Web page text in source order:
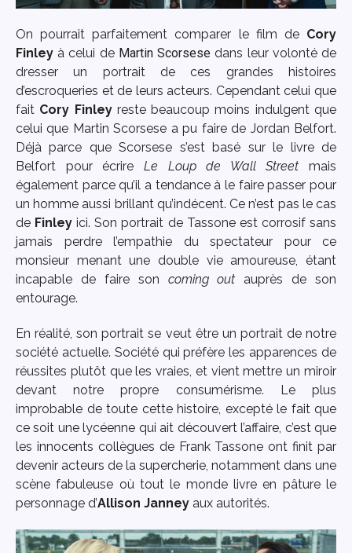
On pourrait parfaitement comparer le film de Cory
Finley à celui de Martin Scorsese dans leur volonté de
dresser un portrait de ces grandes histoires
d’escroqueries et de leurs acteurs. Cependant celui que
fait Cory Finleyreste beaucoup moins indulgent que
celui que Martin Scorsese a pu faire de Jordan Belfort.
Déjà parce que Scorsese s’est basé sur le livre de
Belfort pour écrire Le Loup de Wall Street mais
également parce qu’il a tendance à le faire passer pour
un homme aussi brillant qu’indécent. Ce n’est pas le cas
de Finley ici. Son portrait de Tassone est corrosif sans
jamais perdre l’empathie du spectateur pour ce
monsieur menant une double vie amoureuse, étant
incapable de faire son coming out auprès de son
entourage.
En réalité, son portrait se veut être un portrait de notre
société actuelle. Société qui préfère les apparences de
réussites plutôt que les vraies, et vient mettre un miroir
devant notre propre consumérisme. Le plus
improbable de toute cette histoire, excepté le fait que
ce soit une lycéenne qui ait découvert l’affaire, c’est que
les innocents collègues de Frank Tassone ont finit par
devenir acteurs de la supercherie, notamment dans une
scène fabuleuse où tout le monde livre en pâture le
personnage d’Allison Janney aux autorités.